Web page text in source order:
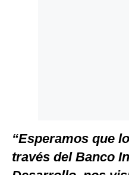
“Esperamos que
través del Banco